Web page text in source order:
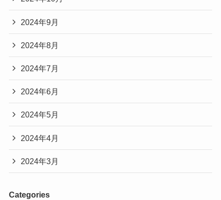
2024年9月
2024年8月
2024年7月
2024年6月
2024年5月
2024年4月
2024年3月
Categories